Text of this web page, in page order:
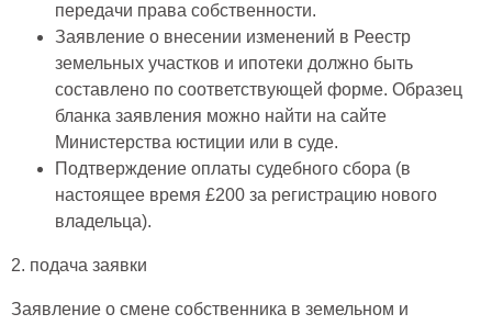
передачи права собственности.
Заявление о внесении изменений в Реестр
земельных участков и ипотеки должно быть
составлено по соответствующей форме. Образец
бланка заявления можно найти на сайте
Министерства юстиции или в суде.
Подтверждение оплаты судебного сбора (в
настоящее время £200 за регистрацию нового
владельца).
2. подача заявки
Заявление о смене собственника в земельном и